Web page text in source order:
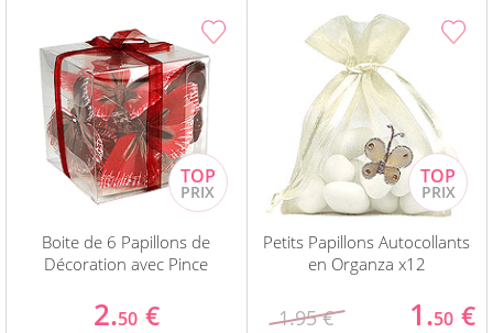
Boite de 6 Papillons de
Décoration avec Pince
2.50 €
Petits Papillons Autocollants
en Organza x12
1.95 € 1.50 €